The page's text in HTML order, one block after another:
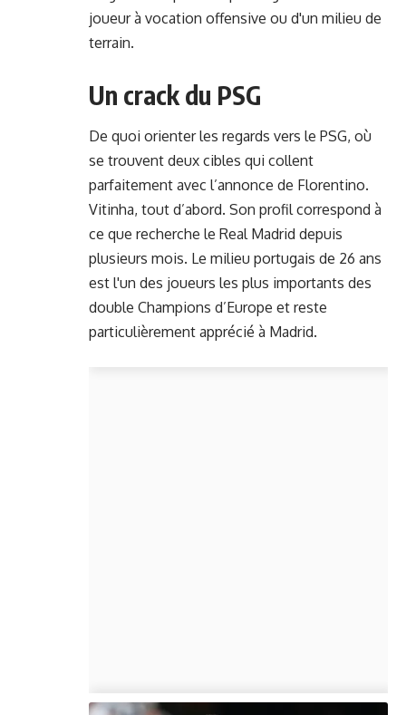
joueur à vocation offensive ou d'un milieu de
terrain.
Un crack du PSG
De quoi orienter les regards vers le PSG, où
se trouvent deux cibles qui collent
parfaitement avec l’annonce de Florentino.
Vitinha, tout d’abord. Son profil correspond à
ce que recherche le Real Madrid depuis
plusieurs mois. Le milieu portugais de 26 ans
est l'un des joueurs les plus importants des
double Champions d’Europe et reste
particulièrement apprécié à Madrid.